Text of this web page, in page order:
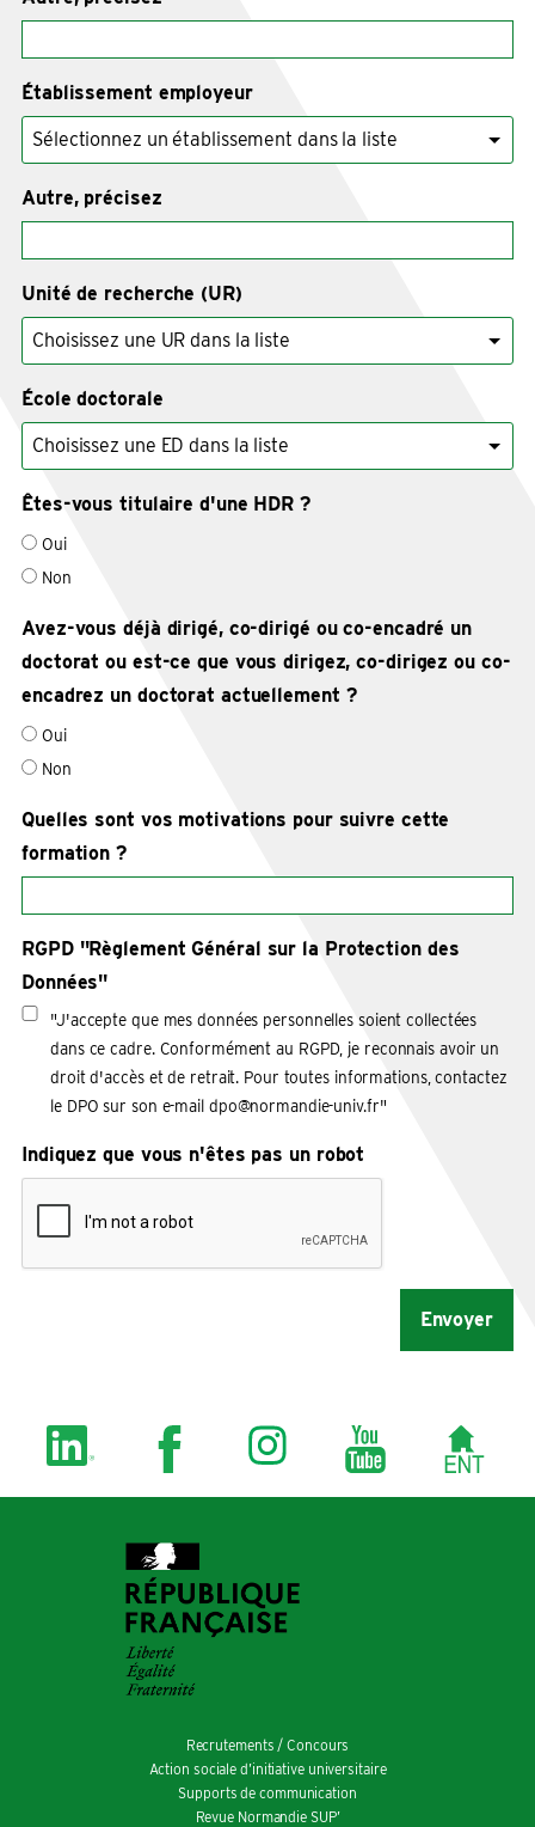
Établissement employeur
Autre, précisez
Unité de recherche (UR)
École doctorale
Êtes-vous titulaire d'une HDR ?
Oui
Non
Avez-vous déjà dirigé, co-dirigé ou co-encadré un
doctorat ou est-ce que vous dirigez, co-dirigez ou co-
encadrez un doctorat actuellement ?
Oui
Non
Quelles sont vos motivations pour suivre cette
formation ?
RGPD "Règlement Général sur la Protection des
Données"
"J'accepte que mes données personnelles soient collectées
dans ce cadre. Conformément au RGPD, je reconnais avoir un
droit d'accès et de retrait. Pour toutes informations, contactez
le DPO sur son e-mail dpo@normandie-univ.fr"
Indiquez que vous n'êtes pas un robot
Recrutements / Concours
Action sociale d’initiative universitaire
Supports de communication
Revue Normandie SUP’